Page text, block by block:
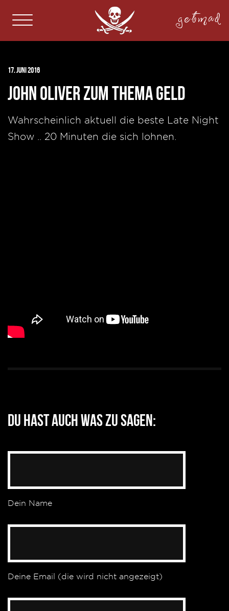
getmad
17. Juni 2016
John Oliver zum Thema Geld
Wahrscheinlich aktuell die beste Late Night
Show .. 20 Minuten die sich lohnen.
Du hast auch was zu sagen:
Dein Name
Deine Email (die wird nicht angezeigt)